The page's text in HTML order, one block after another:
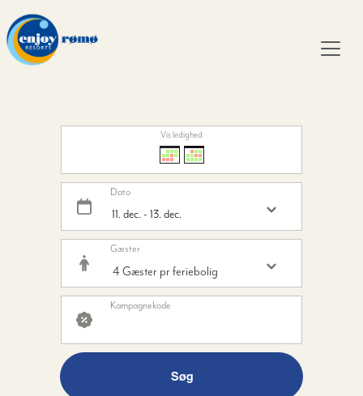
Vis ledighed
Dato
Gæster
Kampagnekode
Søg